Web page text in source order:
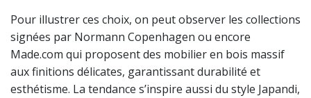
Pour illustrer ces choix, on peut observer les collections
signées par Normann Copenhagen ou encore
Made.com qui proposent des mobilier en bois massif
aux finitions délicates, garantissant durabilité et
esthétisme. La tendance s’inspire aussi du style Japandi,